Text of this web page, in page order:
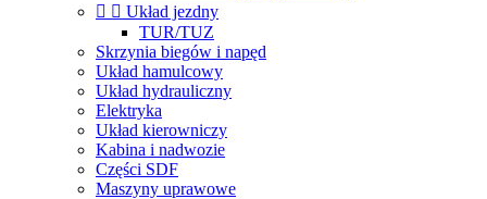
  Układ jezdny
TUR/TUZ
Skrzynia biegów i napęd
Układ hamulcowy
Układ hydrauliczny
Elektryka
Układ kierowniczy
Kabina i nadwozie
Części SDF
Maszyny uprawowe